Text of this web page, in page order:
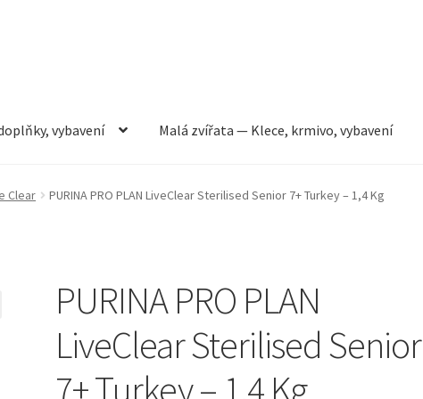
vybavení Malá zvířata — Klece, krmivo, vybavení
vybavení Můj účet Obchod PokladnaVše pro kočky
Clear PURINA PRO PLAN LiveClear Sterilised Senior 7+ Turkey – 1,4 Kg
PURINA PRO PLAN
LiveClear Sterilised Senior
7+ Turkey – 1,4 Kg